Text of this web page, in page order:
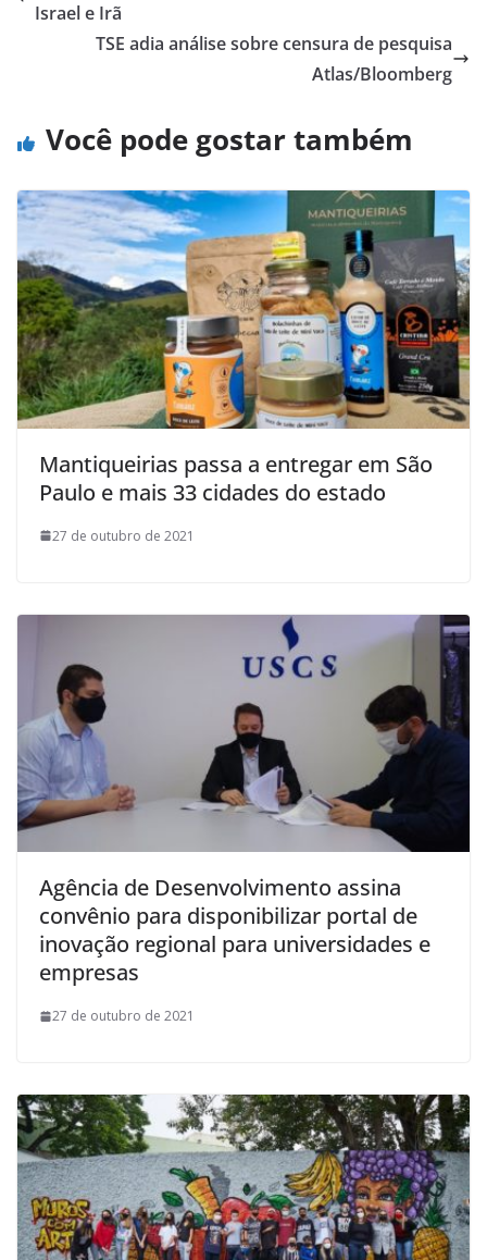
Israel e Irã
TSE adia análise sobre censura de pesquisa
Atlas/Bloomberg
Você pode gostar também
Mantiqueirias passa a entregar em São
Paulo e mais 33 cidades do estado
27 de outubro de 2021
Agência de Desenvolvimento assina
convênio para disponibilizar portal de
inovação regional para universidades e
empresas
27 de outubro de 2021